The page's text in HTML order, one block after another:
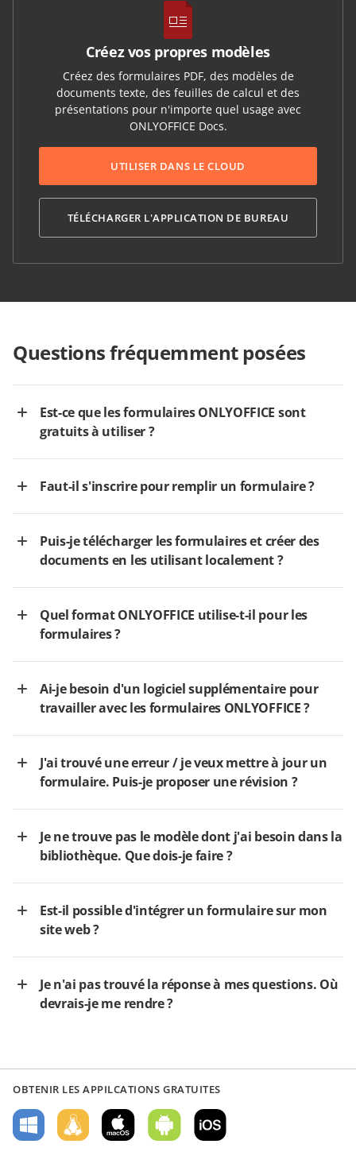
Créez vos propres modèles
Créez des formulaires PDF, des modèles de
documents texte, des feuilles de calcul et des
présentations pour n'importe quel usage avec
ONLYOFFICE Docs.
UTILISER DANS LE CLOUD
TÉLÉCHARGER L'APPLICATION DE BUREAU
Questions fréquemment posées
Est-ce que les formulaires ONLYOFFICE sont
gratuits à utiliser ?
Faut-il s'inscrire pour remplir un formulaire ?
Puis-je télécharger les formulaires et créer des
documents en les utilisant localement ?
Quel format ONLYOFFICE utilise-t-il pour les
formulaires ?
Ai-je besoin d'un logiciel supplémentaire pour
travailler avec les formulaires ONLYOFFICE ?
J'ai trouvé une erreur / je veux mettre à jour un
formulaire. Puis-je proposer une révision ?
Je ne trouve pas le modèle dont j'ai besoin dans la
bibliothèque. Que dois-je faire ?
Est-il possible d'intégrer un formulaire sur mon
site web ?
Je n'ai pas trouvé la réponse à mes questions. Où
devrais-je me rendre ?
OBTENIR LES APPILCATIONS GRATUITES